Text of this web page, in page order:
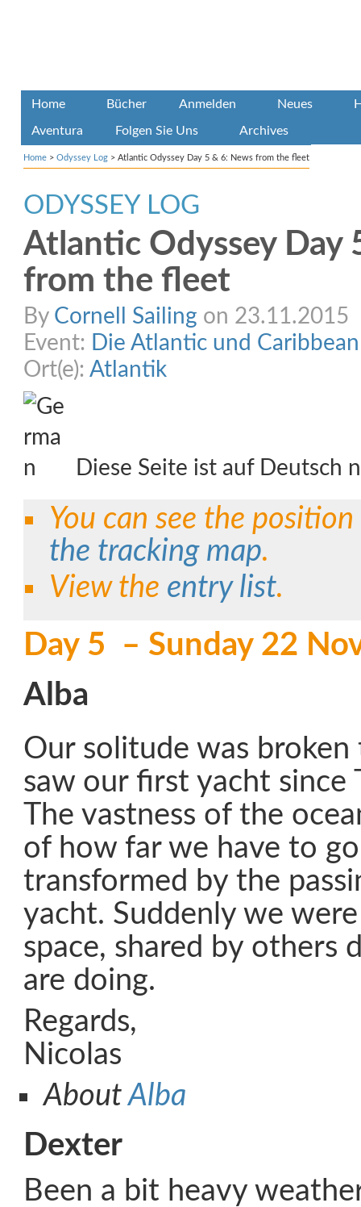
Home Bücher Anmelden Neues
Aventura Folgen Sie Uns Archives
Home > Odyssey Log > Atlantic Odyssey Day 5 & 6: News from the fleet
ODYSSEY LOG
Atlantic Odyssey Day
from the fleet
By Cornell Sailing on 23.11.2015
Event: Die Atlantic und
Ort(e): Atlantik
Diese Seite ist auf Deutsch
You can see the
the tracking map.
View the entry list.
Day 5 – Sunday 22
Alba
Our solitude was
saw our first yacht since
The vastness of the
of how far we have to
transformed by the
yacht. Suddenly we
space, shared by others
are doing.
Regards,
Nicolas
AboutAlba
Dexter
Been a bit heavy